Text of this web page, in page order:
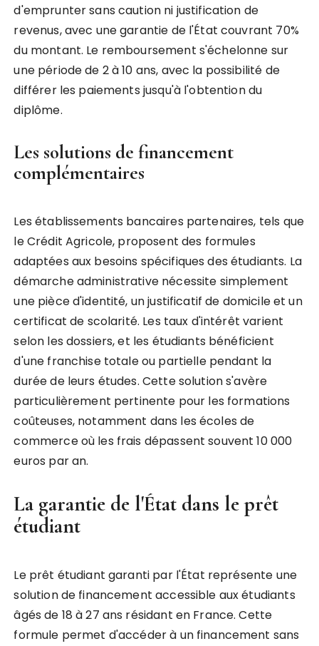
d'emprunter sans caution ni justification de
revenus, avec une garantie de l'État couvrant 70%
du montant. Le remboursement s'échelonne sur
une période de 2 à 10 ans, avec la possibilité de
différer les paiements jusqu'à l'obtention du
diplôme.
Les solutions de financement
complémentaires
Les établissements bancaires partenaires, tels que
le Crédit Agricole, proposent des formules
adaptées aux besoins spécifiques des étudiants. La
démarche administrative nécessite simplement
une pièce d'identité, un justificatif de domicile et un
certificat de scolarité. Les taux d'intérêt varient
selon les dossiers, et les étudiants bénéficient
d'une franchise totale ou partielle pendant la
durée de leurs études. Cette solution s'avère
particulièrement pertinente pour les formations
coûteuses, notamment dans les écoles de
commerce où les frais dépassent souvent 10 000
euros par an.
La garantie de l'État dans le prêt
étudiant
Le prêt étudiant garanti par l'État représente une
solution de financement accessible aux étudiants
âgés de 18 à 27 ans résidant en France. Cette
formule permet d'accéder à un financement sans